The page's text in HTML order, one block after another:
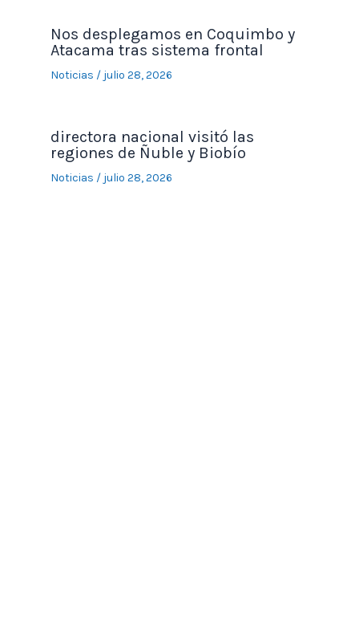
Nos desplegamos en Coquimbo y
Atacama tras sistema frontal
Noticias / julio 28, 2026
directora nacional visitó las
regiones de Ñuble y Biobío
Noticias / julio 28, 2026